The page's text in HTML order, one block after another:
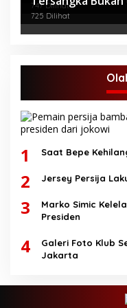
747 Dilihat
725 Dilihat
1 Saat Bepe
2 Jersey Persija
3
Marko Simic
Presiden
4
Galeri Foto Klub
Jakarta